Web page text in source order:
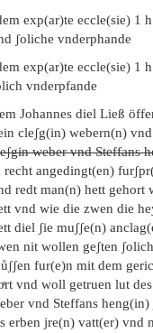
exp(ar)te eccle(sie) 1
ʃoliche vnderphande
exp(ar)te eccle(sie) 1
vnderpfande
Johannes diel Ließ
cleʃg(in) webern(n)
weber vnd Steffans
recht angedingt(en)
redt man(n) hett gehort
vnd wie die zwen die
diel ʃie muʃʃe(n)
nit wollen geʃten
fur(e)n mit dem
vnd woll getruen lut
vnd Steffans
erben jre(n) vatt(er) vnd